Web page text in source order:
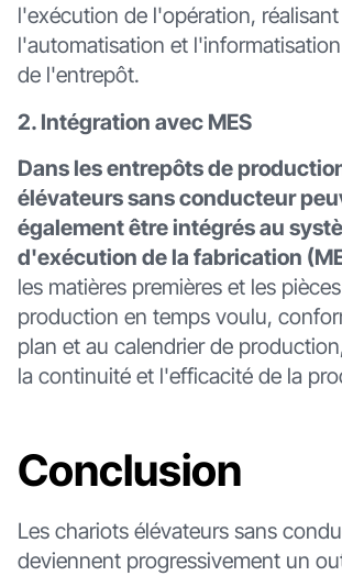
l'exécution de l'opération, réalisant
l'automatisation et
de l'entrepôt.
2. Intégration avec MES
Dans les entrepôts de
élévateurs sans conducteur
également être intégrés au
d'exécution de la fabrication
les matières premières et les
production en temps voulu,
plan et au calendrier de
la continuité et l'efficacité de la
Conclusion
Les chariots élévateurs sans
deviennent progressivement un